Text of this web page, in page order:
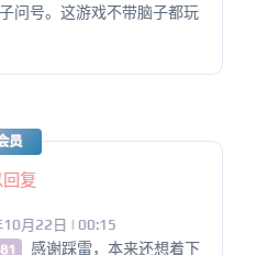
问号。这游戏不带脑子都玩
员
复
月22日 | 00:15
感谢踩雷，本来还想着下